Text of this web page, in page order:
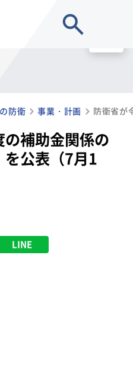
防衛 事業・計画
補助金関係の
公表（7月1
LINE